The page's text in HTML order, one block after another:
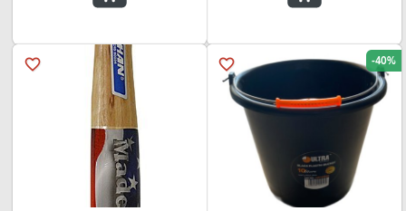
favorite_border -40%
favorite_border